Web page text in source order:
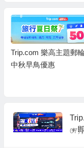
Trip.com 樂高主題郵
中秋早鳥優惠
＋
07